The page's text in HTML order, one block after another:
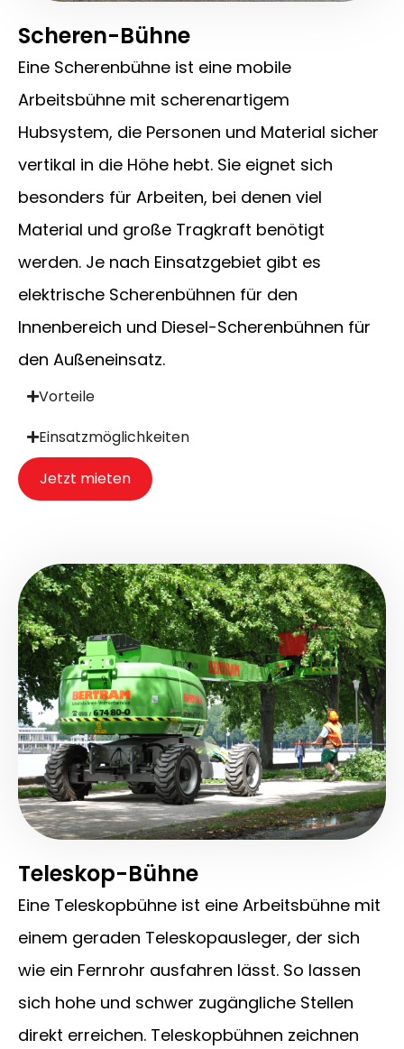
Scheren-Bühne
Eine Scherenbühne ist eine mobile
Arbeitsbühne mit scherenartigem
Hubsystem, die Personen und Material sicher
vertikal in die Höhe hebt. Sie eignet sich
besonders für Arbeiten, bei denen viel
Material und große Tragkraft benötigt
werden. Je nach Einsatzgebiet gibt es
elektrische Scherenbühnen für den
Innenbereich und Diesel-Scherenbühnen für
den Außeneinsatz.
Vorteile
Einsatzmöglichkeiten
Jetzt mieten
Teleskop-Bühne
Eine Teleskopbühne ist eine Arbeitsbühne mit
einem geraden Teleskopausleger, der sich
wie ein Fernrohr ausfahren lässt. So lassen
sich hohe und schwer zugängliche Stellen
direkt erreichen. Teleskopbühnen zeichnen